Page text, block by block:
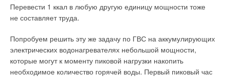
Перевести 1 ккал в любую другую единицу мощности тоже
не составляет труда.
Попробуем решить эту же задачу по ГВС на аккумулирующих
электрических водонагревателях небольшой мощности,
которые могут к моменту пиковой нагрузки накопить
необходимое количество горячей воды. Первый пиковый час
сравнению с обычными котлами, уменьшение количества
NOX и СО составляет 80 и 90 %, соответственно. Гамма
конденсационных котлов BAXI включает в себя три уже
знакомые нам по предыдущим обзорам серии Luna и Nuvola
третьего поколения.
Уведомления отключены